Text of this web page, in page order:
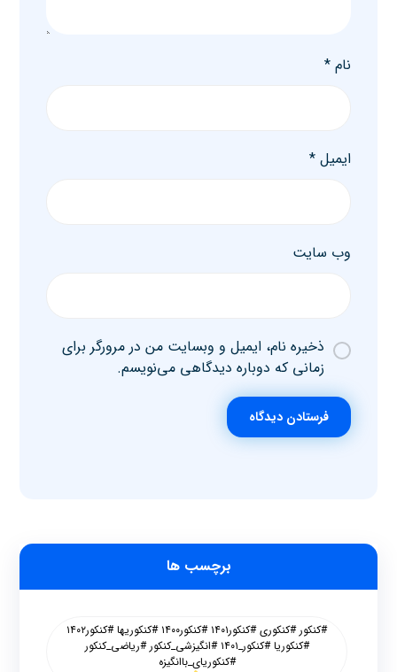
نام*
ایمیل*
وب‌ سایت
ذخیره نام، ایمیل و وبسایت من در مرورگر برای
زمانی که دوباره دیدگاهی می‌نویسم.
فرستادن دیدگاه
برچسب ها
#کنکور #کنکوری #کنکور۱۴۰۱ #کنکور۱۴۰۰ #کنکوریها #کنکور۱۴۰۲
#کنکوریا #کنکور_۱۴۰۱ #انگیزشی_کنکور #ریاضی_کنکور
#کنکوریای_باانگیزه